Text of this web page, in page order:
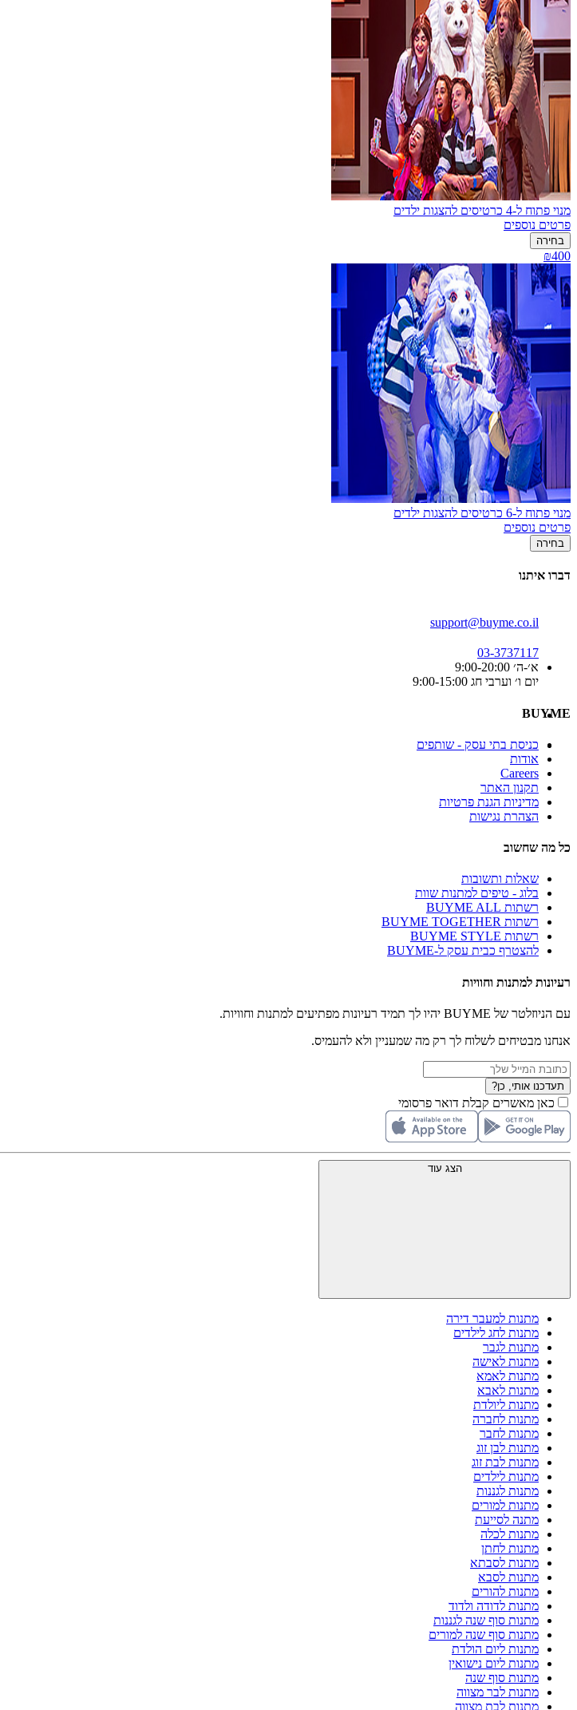
מנוי פתוח ל-4 כרטיסים להצגות ילדים
פרטים נוספים
בחירה
₪400
מנוי פתוח ל-6 כרטיסים להצגות ילדים
פרטים נוספים
בחירה
דברו איתנו
support@buyme.co.il
03-3737117
א׳-ה׳ 9:00-20:00
יום ו׳ וערבי חג 9:00-15:00
BUYME
כניסת בתי עסק - שותפים
אודות
Careers
תקנון האתר
מדיניות הגנת פרטיות
הצהרת נגישות
כל מה שחשוב
שאלות ותשובות
בלוג - טיפים למתנות שוות
רשתות BUYME ALL
רשתות BUYME TOGETHER
רשתות BUYME STYLE
להצטרף כבית עסק ל-BUYME
רעיונות למתנות וחוויות
עם הניוזלטר של BUYME יהיו לך תמיד רעיונות מפתיעים למתנות וחוויות.
אנחנו מבטיחים לשלוח לך רק מה שמעניין ולא להעמיס.
תעדכנו אותי, כן?
כאן מאשרים קבלת דואר פרסומי
הצג עוד
מתנות למעבר דירה
מתנות לחג לילדים
מתנות לגבר
מתנות לאישה
מתנות לאמא
מתנות לאבא
מתנות ליולדת
מתנות לחברה
מתנות לחבר
מתנות לבן זוג
מתנות לבת זוג
מתנות לילדים
מתנות לגננות
מתנות למורים
מתנה לסייעת
מתנות לכלה
מתנות לחתן
מתנות לסבתא
מתנות לסבא
מתנות להורים
מתנות לדודה ולדוד
מתנות סוף שנה לגננות
מתנות סוף שנה למורים
מתנות ליום הולדת
מתנות ליום נישואין
מתנות סוף שנה
מתנות לבר מצווה
מתנות לבת מצווה